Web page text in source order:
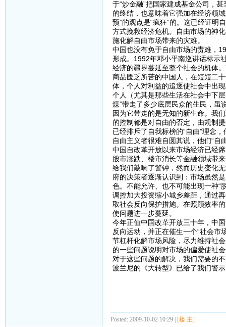
于“炒金融”把国家建成基金公司，
的终结，也意味着它强加在经济领
预”的观点是“疯狂”的。这已经证明
方式挽救经济危机。自由市场的神
施化解自由市场带来的灾难。
中国也没有免于自由市场的责难，
形成。1992年邓小平南巡讲话标示
经济的疆界蔓延至整个社会的机体
商品匮乏所苦的中国人，在短短二
体，个人对利益的追逐使社会中出
个人（尤其是那些生活在社会中下
煤”带走了多少底层民众的生民，虽
因为它带走的是无知的新生命。我
的控制都是对自由的否定，由规制
已经排斥了自我标榜的“自由”理念
自由主义者很难自圆其说，他们“自
中国自改革开放以来市场经济已经
股市涨跌、楼市消长等金融领域带
给我们敲响了警钟，然而历史变化
府的决策者逐渐认识到：市场虽然
色。不能允许、也不可能出现一种“
调控加大投资缩小城乡差距，通过
取社会反向保护措施。在照顾效率
使问题进一步蔓延。
今年正值中国改革开放三十年，中
反向运动，并正在催生一个“社会市
节杠杆化解市场风险，尽力维持社
的一些问题说明对市场的偏爱使社
对于这些问题的解决，我们需要的
波兰尼的《大转型》已给了我们警
Posted: 2009-10-02 10:29 | [楼 主]